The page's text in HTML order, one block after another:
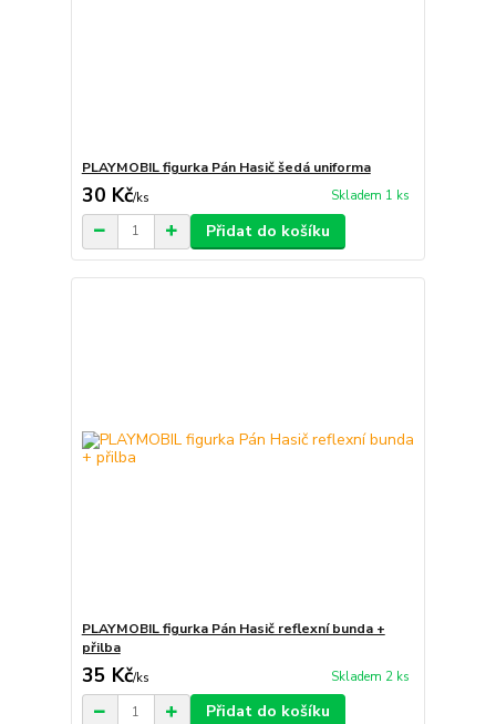
PLAYMOBIL figurka Pán Hasič šedá uniforma
30 Kč/ks Skladem 1 ks
Přidat do košíku
PLAYMOBIL figurka Pán Hasič reflexní bunda +
přilba
35 Kč/ks Skladem 2 ks
Přidat do košíku